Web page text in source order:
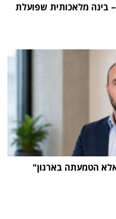
"העתיד הוא Physical AI – בינה מלאכותית שפועלת